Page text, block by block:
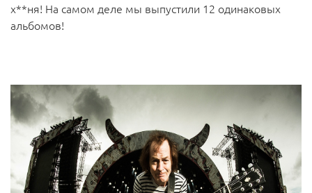
х**ня! На самом деле мы выпустили 12 одинаковых
альбомов!